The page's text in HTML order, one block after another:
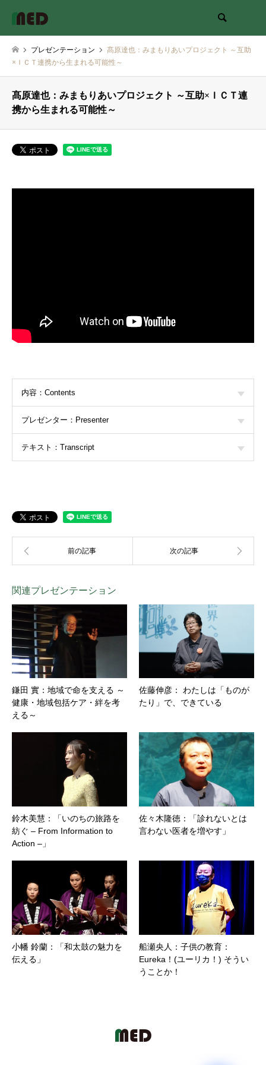
プレゼンテーション
髙原達也：みまもりあいプロジェクト ～互助
×ＩＣＴ連携から生まれる可能性～
髙原達也：みまもりあいプロジェクト ～互助×ＩＣＴ連
携から生まれる可能性～
内容：Contents
プレゼンター：Presenter
テキスト：Transcript
関連プレゼンテーション
鎌田 實：地域で命を支える ～
健康・地域包括ケア・絆を考
える～
佐藤伸彦： わたしは「ものが
たり」で、できている
鈴木美慧：「いのちの旅路を
紡ぐ – From Information to
Action –」
佐々木隆徳：「診れないとは
言わない医者を増やす」
小幡 鈴蘭：「和太鼓の魅力を
伝える」
船瀬央人：子供の教育：
Eureka！(ユーリカ！) そうい
うことか！